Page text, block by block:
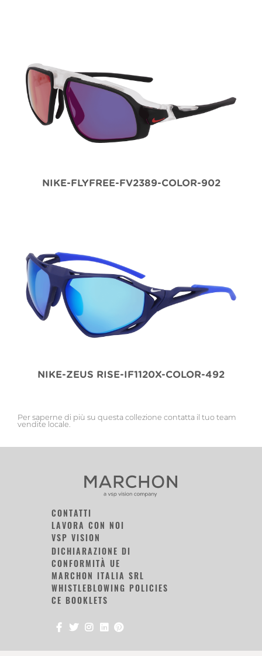
NIKE-FLYFREE-FV2389-COLOR-902
NIKE-ZEUS RISE-IF1120X-COLOR-492
Per saperne di più su questa collezione contatta il tuo team
vendite locale.
CONTATTI
LAVORA CON NOI
VSP VISION
DICHIARAZIONE DI
CONFORMITÀ UE
MARCHON ITALIA SRL
WHISTLEBLOWING POLICIES
CE BOOKLETS